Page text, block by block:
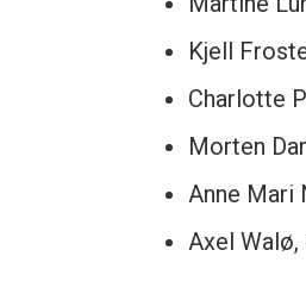
Kjell
Charlotte
Morten
Anne Mari
Axel